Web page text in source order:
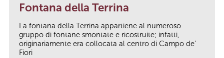
Fontana della Terrina
La fontana della Terrina appartiene al numeroso
gruppo di fontane smontate e ricostruite; infatti,
originariamente era collocata al centro di Campo de’
Fiori